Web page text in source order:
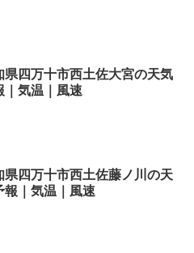
県四万十市西土佐大宮の天気
｜気温｜風速
県四万十市西土佐藤ノ川の天
報｜気温｜風速